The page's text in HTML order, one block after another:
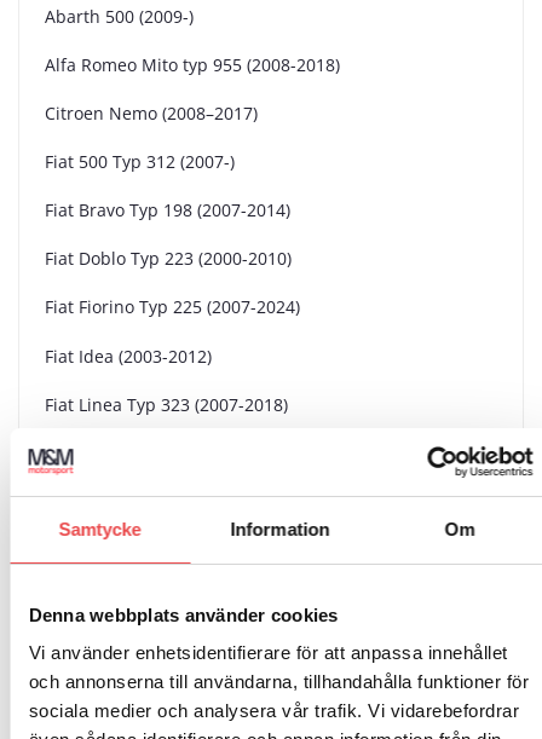
Samtycke Information Om
Denna webbplats använder cookies
Vi använder enhetsidentifierare för att anpassa innehållet
och annonserna till användarna, tillhandahålla funktioner för
sociala medier och analysera vår trafik. Vi vidarebefordrar
Abarth 500 (2009-)
Alfa Romeo Mito typ 955 (2008-2018)
Citroen Nemo (2008–2017)
Fiat 500 Typ 312 (2007-)
Fiat Bravo Typ 198 (2007-2014)
Fiat Doblo Typ 223 (2000-2010)
Fiat Fiorino Typ 225 (2007-2024)
Fiat Idea (2003-2012)
Fiat Linea Typ 323 (2007-2018)
Fiat Multipla (1998-2010)
Fiat Panda Typ 169 (2003-2012)
Fiat Stilo (2001-2006)
Ford Ka (2008-2014)